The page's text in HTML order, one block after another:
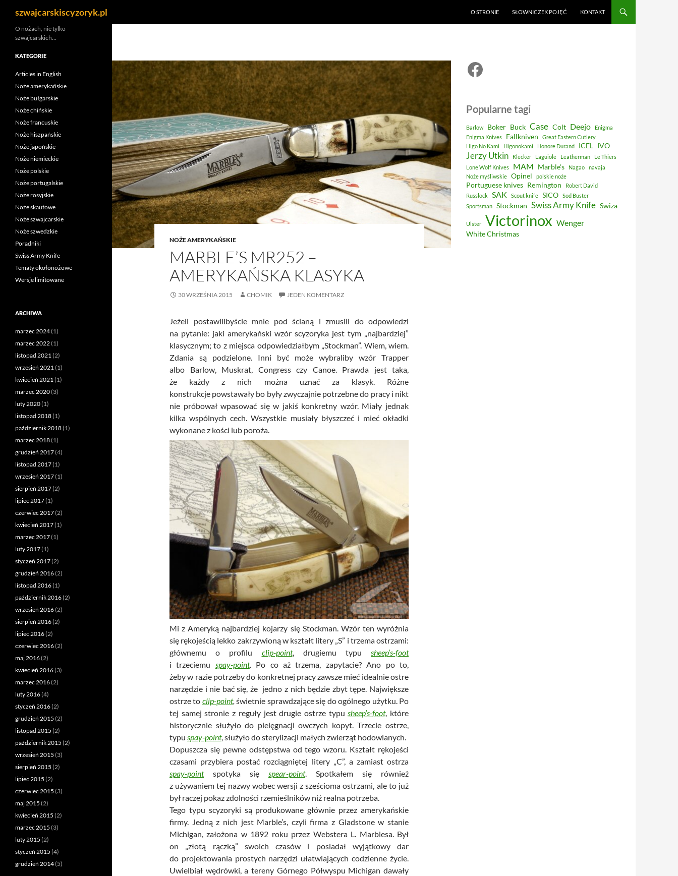
Przejdź
treści
szwajcarskiscyzoryk.pl O STRONIE SŁOWNICZEK POJĘĆ KONTAKT
NOŻE AMERYKAŃSKIE
MARBLE’S MR252 –
AMERYKAŃSKA KLASYKA
30 WRZEŚNIA 2015 CHOMIK JEDEN KOMENTARZ
Jeżeli postawilibyście mnie pod ścianą i zmusili do odpowiedzi
na pytanie: jaki amerykański wzór scyzoryka jest tym „najbardziej”
klasycznym; to z miejsca odpowiedziałbym „Stockman”. Wiem, wiem.
Zdania są podzielone. Inni być może wybraliby wzór Trapper
albo Barlow, Muskrat, Congress czy Canoe. Prawda jest taka,
że każdy z nich można uznać za klasyk. Różne
konstrukcje powstawały bo były zwyczajnie potrzebne do pracy i nikt
nie próbował wpasować się w jakiś konkretny wzór. Miały jednak
kilka wspólnych cech. Wszystkie musiały błyszczeć i mieć okładki
wykonane z kości lub poroża.
Mi z Ameryką najbardziej kojarzy się Stockman. Wzór ten wyróżnia
się rękojeścią lekko zakrzywioną w kształt litery „S” i trzema ostrzami:
głównemu o profilu clip-point, drugiemu typu sheep’s-foot
i trzeciemu spay-point. Po co aż trzema, zapytacie? Ano po to,
żeby w razie potrzeby do konkretnej pracy zawsze mieć idealnie ostre
narzędzie i nie bać się, że jedno z nich będzie zbyt tępe. Największe
ostrze to clip-point, świetnie sprawdzające się do ogólnego użytku. Po
tej samej stronie z reguły jest drugie ostrze typusheep’s-foot, które
historycznie służyło do pielęgnacji owczych kopyt. Trzecie ostrze,
typu spay-point, służyło do sterylizacji małych zwierząt hodowlanych.
Dopuszcza się pewne odstępstwa od tego wzoru. Kształt rękojeści
czasami przybiera postać rozciągniętej litery „C”, a zamiast ostrza
spay-point
spotyka się spear-point. Spotkałem się również
z używaniem tej nazwy wobec wersji z sześcioma ostrzami, ale to już
był raczej pokaz zdolności rzemieślników niż realna potrzeba.
Tego typu scyzoryki są produkowane głównie przez amerykańskie
firmy. Jedną z nich jest Marble’s, czyli firma z Gladstone w stanie
Michigan, założona w 1892 roku przez Webstera L. Marblesa. Był
on „złotą rączką” swoich czasów i posiadał wyjątkowy dar
do projektowania prostych narzędzi ułatwiających codzienne życie.
Uwielbiał wędrówki, a tereny Górnego Półwyspu Michigan dawały
Facebook
Popularne tagi
Barlow Boker Buck Case Colt Deejo
Enigma
Enigma Knives
Fallkniven
Great Eastern Cutlery
Higo No Kami
Higonokami Honore Durand ICEL IVO
Jerzy Utkin Klecker Laguiole Leatherman
Le Thiers
Lone Wolf Knives
MAM Marble's Nagao
navaja
Noże myśliwskie
Opinel polskie noże
Portuguese knives Remington
Robert David
Russlock
SAK Scout knife SICO
Sod Buster
Sportsman
Stockman Swiss Army Knife Swiza
Ulster Victorinox Wenger
White Christmas
O nożach, nie tylko
szwajcarskich…
KATEGORIE
Articles in English
Noże amerykańskie
Noże bułgarskie
Noże chińskie
Noże francuskie
Noże hiszpańskie
Noże japońskie
Noże niemieckie
Noże polskie
Noże portugalskie
Noże rosyjskie
Noże skautowe
Noże szwajcarskie
Noże szwedzkie
Poradniki
Swiss Army Knife
Tematy okołonożowe
Wersje limitowane
ARCHIWA
marzec 2024(1)
marzec 2022(1)
listopad 2021(2)
wrzesień 2021(1)
kwiecień 2021(1)
marzec 2020(3)
luty 2020(1)
listopad 2018(1)
październik 2018(1)
marzec 2018(1)
grudzień 2017(4)
listopad 2017(1)
wrzesień 2017(1)
sierpień 2017(2)
lipiec 2017(1)
czerwiec 2017(2)
kwiecień 2017(1)
marzec 2017(1)
luty 2017(1)
styczeń 2017(2)
grudzień 2016(2)
listopad 2016(1)
październik 2016(2)
wrzesień 2016(2)
sierpień 2016(2)
lipiec 2016(2)
czerwiec 2016(2)
maj 2016(2)
kwiecień 2016(3)
marzec 2016(2)
luty 2016(4)
styczeń 2016(2)
grudzień 2015 (2)
listopad 2015 (2)
październik 2015 (2)
wrzesień 2015 (3)
sierpień 2015 (2)
lipiec 2015 (2)
czerwiec 2015 (3)
maj 2015 (2)
kwiecień 2015 (2)
marzec 2015 (3)
luty 2015 (2)
styczeń 2015 (4)
grudzień 2014(5)